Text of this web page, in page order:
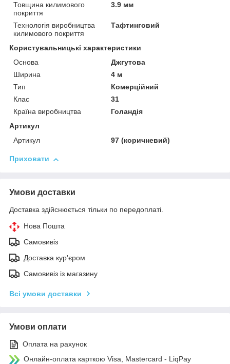
Товщина килимового
покриття
3.9 мм
Технологія виробництва
килимового покриття
Тафтинговий
Користувальницькі характеристики
Основа
Джгутова
Ширина
4 м
Тип
Комерційний
Клас
31
Країна виробництва
Голандія
Артикул
Артикул
97 (коричневий)
Приховати
Умови доставки
Доставка здійснюється тільки по передоплаті.
Нова Пошта
Самовивіз
Доставка кур'єром
Самовивіз із магазину
Всі умови доставки
Умови оплати
Оплата на рахунок
Онлайн-оплата карткою Visa, Mastercard - LiqPay